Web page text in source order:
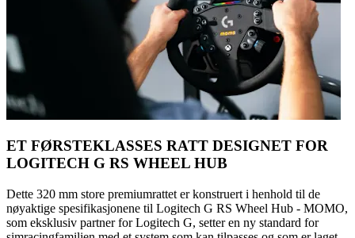
ET FØRSTEKLASSES RATT DESIGNET FOR
LOGITECH G RS WHEEL HUB
Dette 320 mm store premiumrattet er konstruert i henhold til de
nøyaktige spesifikasjonene til Logitech G RS Wheel Hub - MOMO,
som eksklusiv partner for Logitech G, setter en ny standard for